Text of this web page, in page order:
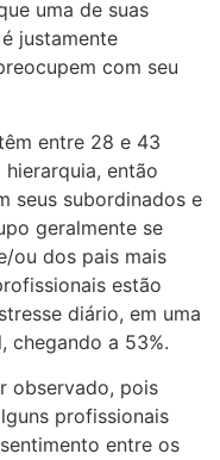
uma de suas
justamente
com seu
entre 28 e 43
então
seus subordinados e
geralmente se
ou dos pais mais
estão
diário, em uma
chegando a 53%.
observado, pois
profissionais
entre os